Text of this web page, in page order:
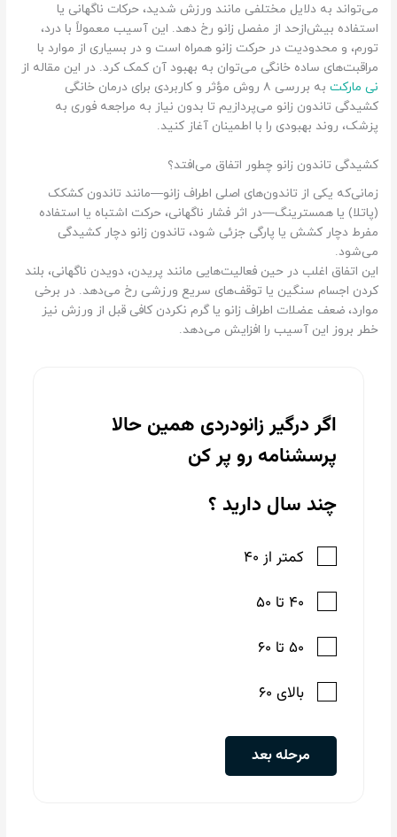
می‌تواند به دلایل مختلفی مانند ورزش شدید، حرکات ناگهانی یا
استفاده بیش‌ازحد از مفصل زانو رخ دهد. این آسیب معمولاً با درد،
تورم، و محدودیت در حرکت زانو همراه است و در بسیاری از موارد با
مراقبت‌های ساده خانگی می‌توان به بهبود آن کمک کرد. در این مقاله از
نی مارکت
به بررسی ۸ روش مؤثر و کاربردی برای درمان خانگی
کشیدگی تاندون زانو می‌پردازیم تا بدون نیاز به مراجعه فوری به
پزشک، روند بهبودی را با اطمینان آغاز کنید.
کشیدگی تاندون زانو چطور اتفاق می‌افتد؟
زمانی‌که یکی از تاندون‌های اصلی اطراف زانو—مانند تاندون کشکک
(پاتلا) یا همسترینگ—در اثر فشار ناگهانی، حرکت اشتباه یا استفاده
مفرط دچار کشش یا پارگی جزئی شود، تاندون زانو دچار کشیدگی
می‌شود.
این اتفاق اغلب در حین فعالیت‌هایی مانند پریدن، دویدن ناگهانی، بلند
کردن اجسام سنگین یا توقف‌های سریع ورزشی رخ می‌دهد. در برخی
موارد، ضعف عضلات اطراف زانو یا گرم نکردن کافی قبل از ورزش نیز
خطر بروز این آسیب را افزایش می‌دهد.